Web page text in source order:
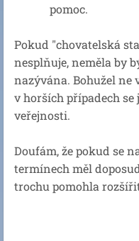
pomoc.
Pokud "chovatelská
nesplňuje, neměla by
nazývána. Bohužel ne
v horších případech
veřejnosti.
Doufám, že pokud se
termínech měl
trochu pomohla